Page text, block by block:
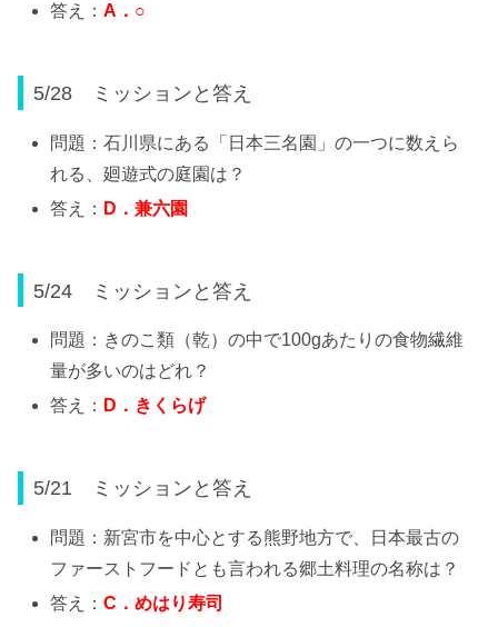
答え：A ． ○
5/28 ミッションと答え
問題：石川県にある「日本三名園」の一つに数えら
れる、廻遊式の庭園は？
答え： D ．兼六園
5/24 ミッションと答え
問題：きのこ類（乾）の中で100gあたりの食物繊維
量が多いのはどれ？
答え： D ．きくらげ
5/21 ミッションと答え
問題：新宮市を中心とする熊野地方で、日本最古の
ファーストフードとも言われる郷土料理の名称は？
答え：C ．めはり寿司